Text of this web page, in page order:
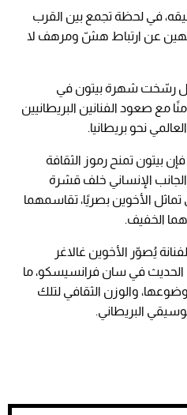
في لحظة تجمع بين القرب
عن ارتباط هشّ ومرهف لا
رسّخت شهرة بيتون في
مع صعود الفنانين البريطانيين
نحو بريطانيا.
بيتون تمنح رموز الثقافة
الإنساني خلف قشرة
تماثل الأخوين بصريًا، تقاسمهما
الخفيف.
يُصوّر الأخوين غالاغر
في سان فرانسيسكو، ما
والوزن الثقافي لتلك
البريطاني.